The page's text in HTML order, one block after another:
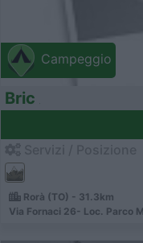
Campeggio
Bric
Rorà (TO) - 31.3km
Via Fornaci 26- Loc. Parco